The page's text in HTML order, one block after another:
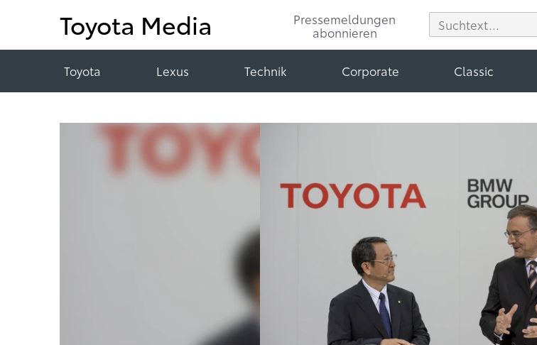
Toyota Media
Pressemeldungen
abonnieren
Toyota Lexus Technik Corporate Classic